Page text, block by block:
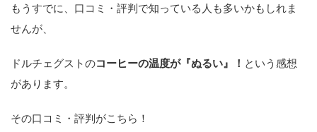
もうすでに、口コミ・評判で知っている人も多いかもしれま
せんが、
ドルチェグストのコーヒーの温度が『ぬるい』！ という感想
があります。
その口コミ・評判がこちら！